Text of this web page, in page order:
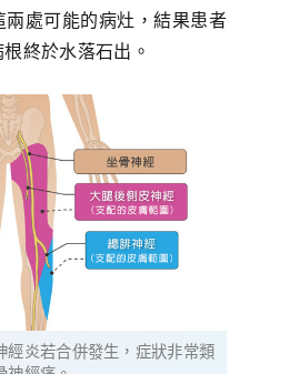
處可能的病灶，結果患者
終於水落石出。
經炎若合併發生，症狀非常類